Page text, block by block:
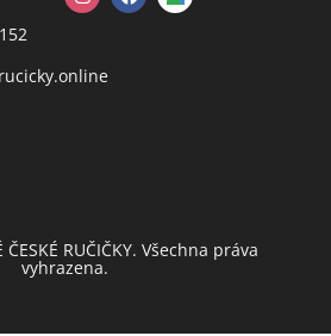
RUČIČKY. Všechna práva
vyhrazena.